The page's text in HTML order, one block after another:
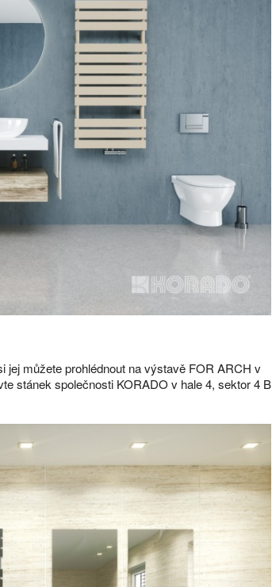
jej můžete prohlédnout na výstavě FOR ARCH v
stánek společnosti KORADO v hale 4, sektor 4 B